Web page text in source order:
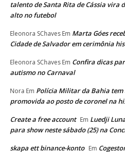
talento de Santa Rita de Cássia vira
alto no futebol
Eleonora SChaves Em Marta Góes
Cidade de Salvador em cerimônia
Eleonora SChaves Em Confira dicas
autismo no Carnaval
Nora Em Polícia Militar da Bahia
promovida ao posto de coronel na
Create a free account Em Luedji
para show neste sábado (25) na
skapa ett binance-konto Em